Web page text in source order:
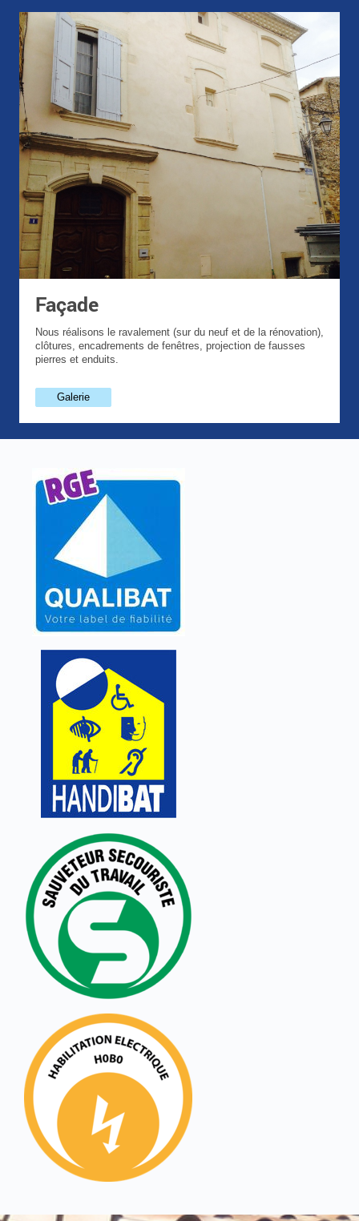
Façade
Nous réalisons le ravalement (sur du neuf et de la rénovation),
clôtures, encadrements de fenêtres, projection de fausses
pierres et enduits.
Galerie